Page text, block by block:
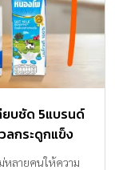
ยบชัด 5แบรนด์
ลกระดูกแข็ง
หลายคนให้ความ